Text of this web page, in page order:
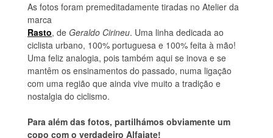
As fotos foram premeditadamente tiradas no Atelier da
marca
Rasto, de Geraldo Cirineu. Uma linha dedicada ao
ciclista urbano, 100% portuguesa e 100% feita à mão!
Uma feliz analogia, pois também aqui se inova e se
mantêm os ensinamentos do passado, numa ligação
com uma região que ainda vive muito a tradição e
nostalgia do ciclismo.
Para além das fotos, partilhámos obviamente um
copo com o verdadeiro Alfaiate!